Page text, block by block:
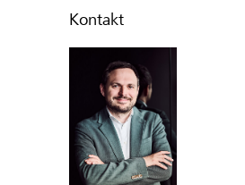
Kontakt